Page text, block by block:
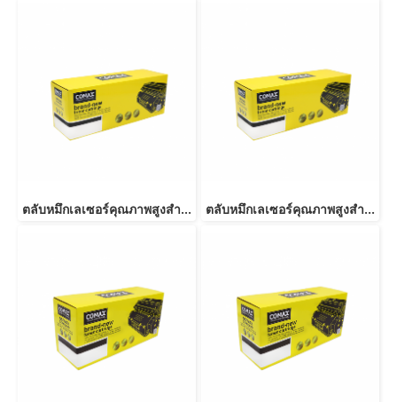
ตลับหมึกเลเซอร์คุณภาพสูงสำหรับ SAMSUNG รุ่น MLT-D103S ตลับหมึกเลเซอร์คุณภาพสูงสำหรับ SAMSUNG รุ่น MLT-D101S